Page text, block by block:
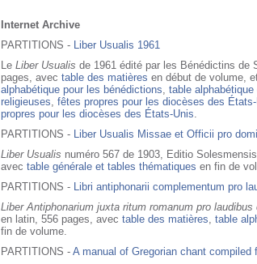
Internet Archive
PARTITIONS - Liber Usualis 1961
Le Liber Usualis de 1961 édité par les Bénédictins de
pages, avec table des matières en début de volume,
alphabétique pour les bénédictions table
religieuses fêtes propres pour les diocèses des
propres pour les diocèses des États-Unis
PARTITIONS - Liber Usualis Missae et Officii pro
Liber Usualis numéro 567 de 1903, Editio
avec table générale et tables thématiques en fin de
PARTITIONS - Libri antiphonarii complementum pro
Liber Antiphonarium juxta ritum romanum pro laudibus
en latin, 556 pages, avec table des matières table
fin de volume.
PARTITIONS - A manual of Gregorian chant